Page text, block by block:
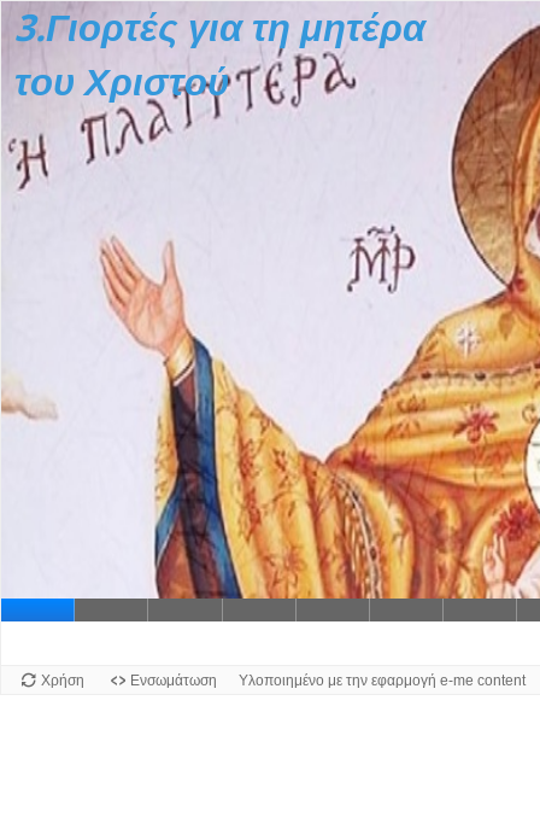
Χρησιμοποίησε το δεξί και το αριστερό βέλος για εναλλαγή
Διαφάνεια 1
3.Γιορτές για τη μητέρα
του Χριστού
Χρήση Ενσωμάτωση Υλοποιημένο με την εφαρμογή e-me content